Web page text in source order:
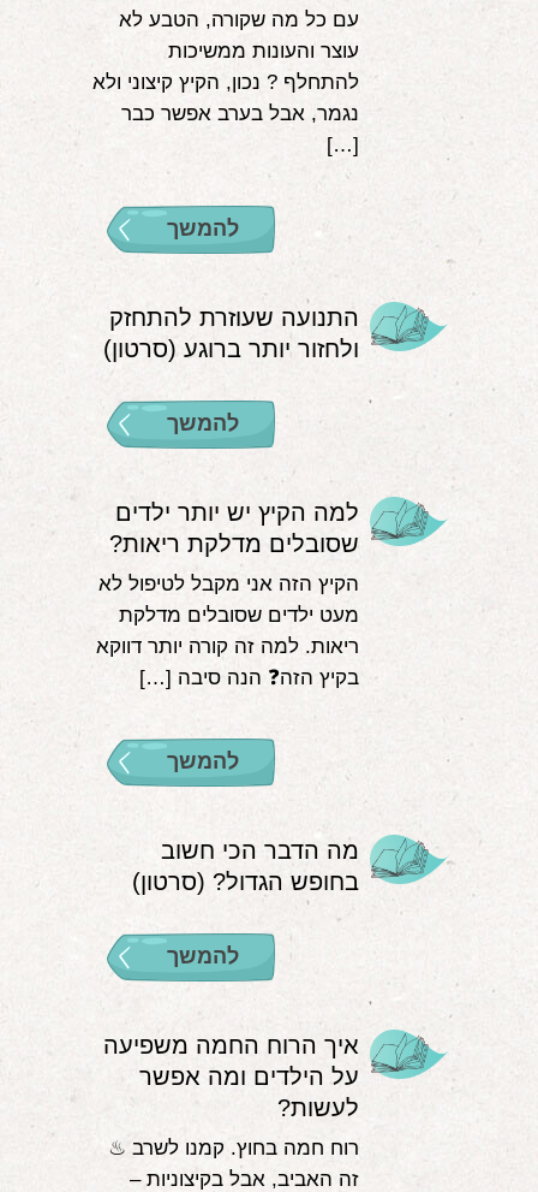
עם כל מה שקורה, הטבע לא
עוצר והעונות ממשיכות
להתחלף ? נכון, הקיץ קיצוני ולא
נגמר, אבל בערב אפשר כבר
[…]
להמשך
התנועה שעוזרת להתחזק
ולחזור יותר ברוגע (סרטון)
להמשך
למה הקיץ יש יותר ילדים
שסובלים מדלקת ריאות?
הקיץ הזה אני מקבל לטיפול לא
מעט ילדים שסובלים מדלקת
ריאות. למה זה קורה יותר דווקא
בקיץ הזה❓ הנה סיבה […]
להמשך
מה הדבר הכי חשוב
בחופש הגדול? (סרטון)
להמשך
איך הרוח החמה משפיעה
על הילדים ומה אפשר
לעשות?
רוח חמה בחוץ. קמנו לשרב ♨
זה האביב, אבל בקיצוניות –